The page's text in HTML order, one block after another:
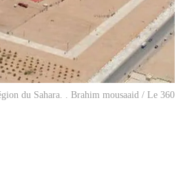
du Sahara. . Brahim mousaaid / Le 360